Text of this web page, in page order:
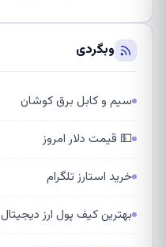
وبگردی
سیم و کابل برق کوشان
💵 قیمت دلار امروز
خرید استارز تلگرام
بهترین کیف پول ارز دیجیتال